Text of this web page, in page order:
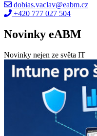
dobias.vaclav@eabm.cz
+420 777 027 504
Novinky eABM
Novinky nejen ze světa IT